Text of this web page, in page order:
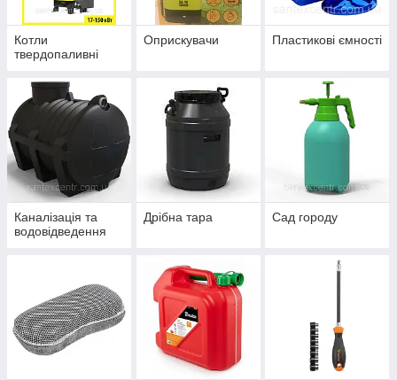
Котли
твердопаливні
Оприскувачи Пластикові ємності
Каналізація та
водовідведення
Дрібна тара Сад городу